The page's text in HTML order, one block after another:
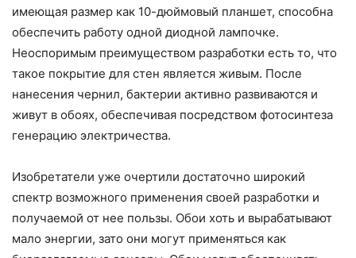
имеющая размер как 10-дюймовый планшет, способна
обеспечить работу одной диодной лампочке.
Неоспоримым преимуществом разработки есть то, что
такое покрытие для стен является живым. После
нанесения чернил, бактерии активно развиваются и
живут в обоях, обеспечивая посредством фотосинтеза
генерацию электричества.
Изобретатели уже очертили достаточно широкий
спектр возможного применения своей разработки и
получаемой от нее пользы. Обои хоть и вырабатывают
мало энергии, зато они могут применяться как